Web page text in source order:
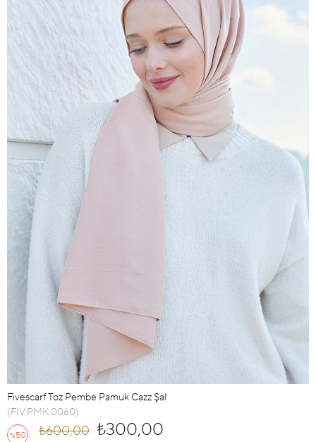
Fivescarf Toz Pembe Pamuk Cazz Şal
(FIV.PMK.0060)
%50 ₺600,00 ₺300,00